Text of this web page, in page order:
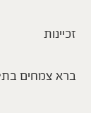
זכיינות
ברא צמחים